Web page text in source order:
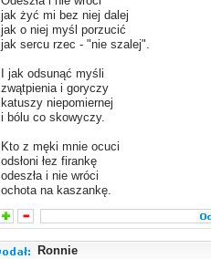
jak żyć mi bez niej dalej
jak o niej myśl porzucić
jak sercu rzec - "nie szalej".
I jak odsunąć myśli
zwątpienia i goryczy
katuszy niepomiernej
i bólu co skowyczy.
Kto z męki mnie ocuci
odsłoni łez firankę
odeszła i nie wróci
ochota na kaszankę.
Ronnie